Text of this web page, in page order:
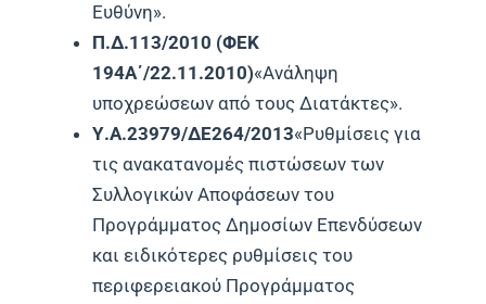
Ευθύνη».
Π.Δ.113/2010 (ΦΕΚ
194Α΄/22.11.2010)«Ανάληψη
υποχρεώσεων από τους Διατάκτες».
Υ.Α.23979/ΔΕ264/2013«Ρυθμίσεις για
τις ανακατανομές πιστώσεων των
Συλλογικών Αποφάσεων του
Προγράμματος Δημοσίων Επενδύσεων
και ειδικότερες ρυθμίσεις του
περιφερειακού Προγράμματος